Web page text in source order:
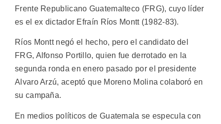
Frente Republicano Guatemalteco (FRG), cuyo líder
es el ex dictador Efraín Ríos Montt (1982-83).
Ríos Montt negó el hecho, pero el candidato del
FRG, Alfonso Portillo, quien fue derrotado en la
segunda ronda en enero pasado por el presidente
Alvaro Arzú, aceptó que Moreno Molina colaboró en
su campaña.
En medios políticos de Guatemala se especula con